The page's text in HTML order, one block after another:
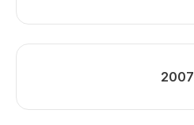
2007